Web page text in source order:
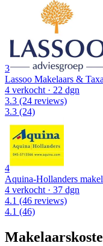
3
Lassoo Makelaars &
4 verkocht· 22 dgn
3.3 (24 reviews)
3.3 (24)
4
Aquina-Hollanders
4 verkocht· 37 dgn
4.1 (46 reviews)
4.1 (46)